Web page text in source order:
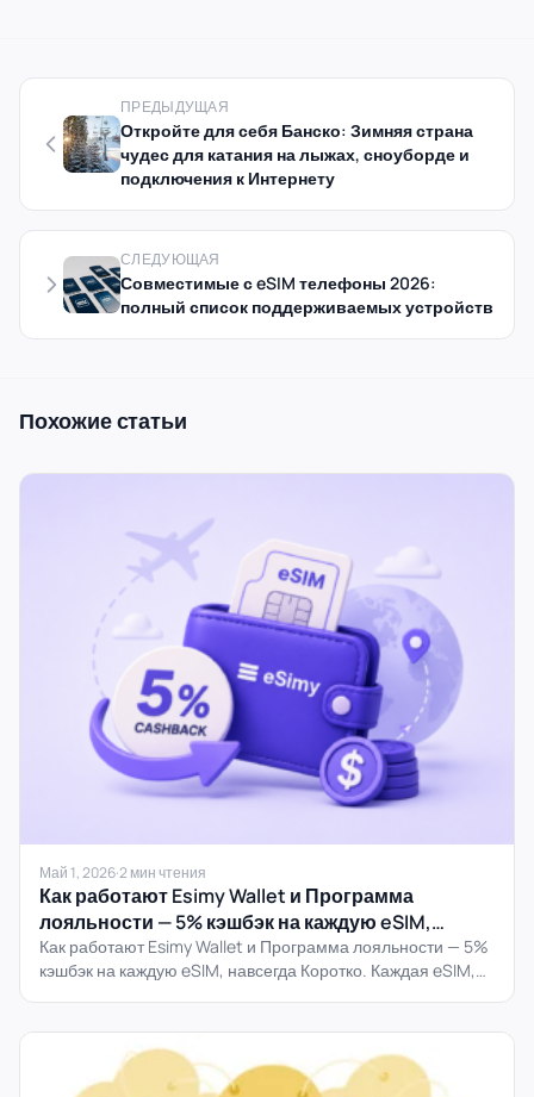
ПРЕДЫДУЩАЯ
Откройте для себя Банско: Зимняя страна
чудес для катания на лыжах, сноуборде и
подключения к Интернету
СЛЕДУЮЩАЯ
Совместимые с eSIM телефоны 2026:
полный список поддерживаемых устройств
Похожие статьи
Май 1, 2026·2 мин чтения
Как работают Esimy Wallet и Программа
лояльности — 5% кэшбэк на каждую eSIM,
навсегда
Как работают Esimy Wallet и Программа лояльности — 5%
кэшбэк на каждую eSIM, навсегда Коротко. Каждая eSIM,